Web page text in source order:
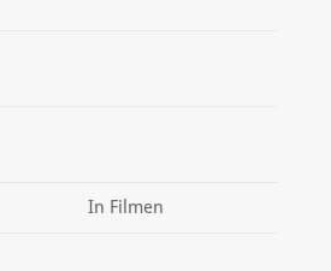
In Filmen